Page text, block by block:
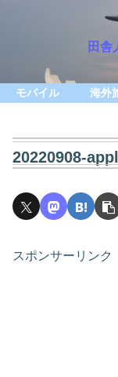
田舎
モバイル 海外
20220908-
スポンサーリンク